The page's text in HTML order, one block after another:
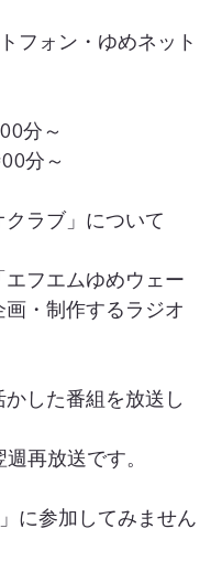
フォン・ゆめネット
分～
分～
クラブ」について
フエムゆめウェー
・制作するラジオ
した番組を放送し
再放送です。
に参加してみません